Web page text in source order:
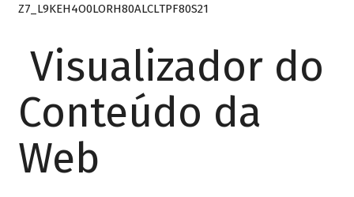
Z7_L9KEH4O0LORH80ALCLTPF80S21
Visualizador do
Conteúdo da
Web